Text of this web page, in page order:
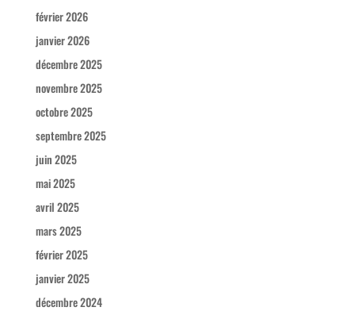
février 2026
janvier 2026
décembre 2025
novembre 2025
octobre 2025
septembre 2025
juin 2025
mai 2025
avril 2025
mars 2025
février 2025
janvier 2025
décembre 2024